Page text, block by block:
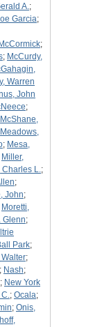
A.;
Garcia;
McCormick;
; McCurdy,
Warren
John
;
McShane,
Meadows,
; Mesa,
Miller,
Charles L.;
;
John;
Moretti,
Glenn;
Park;
Walter;
; Nash;
; New York
; Ocala;
; Onis,